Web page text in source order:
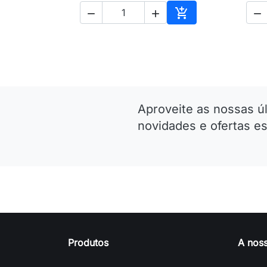
  
Adicionar ao

Aproveite as nossas
novidades e ofertas
Produtos A